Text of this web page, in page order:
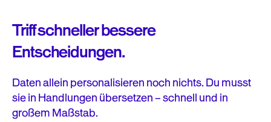
Triff schneller bessere
Entscheidungen.
Daten allein personalisieren noch nichts. Du musst
sie in Handlungen übersetzen – schnell und in
großem Maßstab.